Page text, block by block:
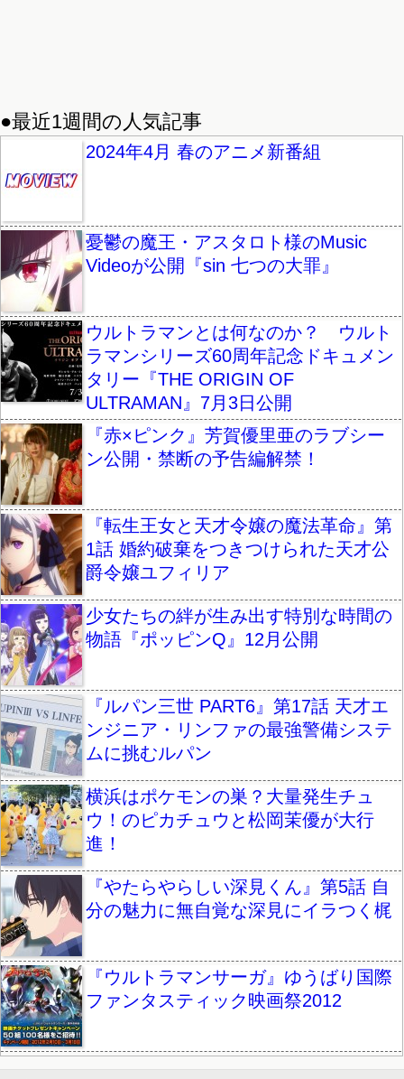
●最近1週間の人気記事
2024年4月 春のアニメ新番組
憂鬱の魔王・アスタロト様のMusic
Videoが公開『sin 七つの大罪』
ウルトラマンとは何なのか？ ウルト
ラマンシリーズ60周年記念ドキュメン
タリー『THE ORIGIN OF
ULTRAMAN』7月3日公開
『赤×ピンク』芳賀優里亜のラブシー
ン公開・禁断の予告編解禁！
『転生王女と天才令嬢の魔法革命』第
1話 婚約破棄をつきつけられた天才公
爵令嬢ユフィリア
少女たちの絆が生み出す特別な時間の
物語『ポッピンQ』12月公開
『ルパン三世 PART6』第17話 天才エ
ンジニア・リンファの最強警備システ
ムに挑むルパン
横浜はポケモンの巣？大量発生チュ
ウ！のピカチュウと松岡茉優が大行
進！
『やたらやらしい深見くん』第5話 自
分の魅力に無自覚な深見にイラつく梶
『ウルトラマンサーガ』ゆうばり国際
ファンタスティック映画祭2012